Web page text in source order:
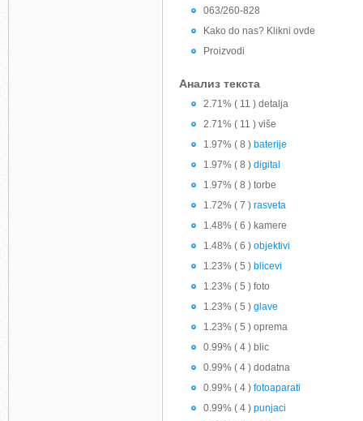
063/260-828
Kako do nas? Klikni ovde
Proizvodi
Анализ текста
2.71% ( 11 ) detalja
2.71% ( 11 ) više
1.97% ( 8 ) baterije
1.97% ( 8 ) digital
1.97% ( 8 ) torbe
1.72% ( 7 ) rasveta
1.48% ( 6 ) kamere
1.48% ( 6 ) objektivi
1.23% ( 5 ) blicevi
1.23% ( 5 ) foto
1.23% ( 5 ) glave
1.23% ( 5 ) oprema
0.99% ( 4 ) blic
0.99% ( 4 ) dodatna
0.99% ( 4 ) fotoaparati
0.99% ( 4 ) punjaci